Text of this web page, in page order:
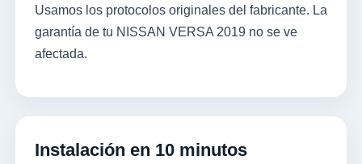
Usamos los protocolos originales del fabricante. La
garantía de tu NISSAN VERSA 2019 no se ve
afectada.
Instalación en 10 minutos